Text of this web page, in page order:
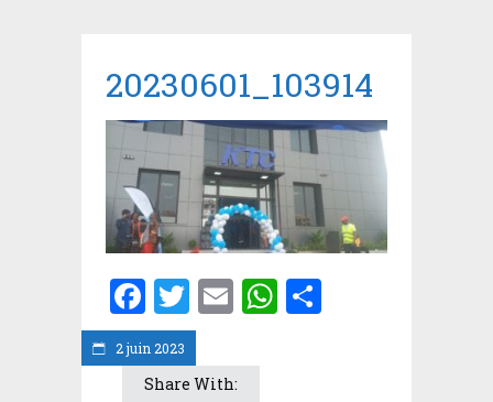
2 juin 2023
20230601_103914
Facebook
Twitter
EmailWhatsApp
Share With: